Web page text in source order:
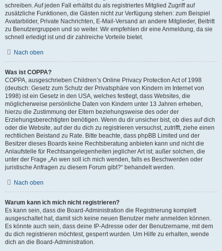
schreiben. Auf jeden Fall erhältst du als registriertes Mitglied Zugriff auf
zusätzliche Funktionen, die Gästen nicht zur Verfügung stehen: zum Beispiel
Avatarbilder, Private Nachrichten, E-Mail-Versand an andere Mitglieder, Beitritt
zu Benutzergruppen und so weiter. Wir empfehlen dir eine Anmeldung, da sie
schnell erledigt ist und dir zahlreiche Vorteile bietet.
Nach oben
Was ist COPPA?
COPPA, ausgeschrieben Children’s Online Privacy Protection Act of 1998
(deutsch: Gesetz zum Schutz der Privatsphäre von Kindern im Internet von
1998) ist ein Gesetz in den USA, welches festlegt, dass Websites, die
möglicherweise persönliche Daten von Kindern unter 13 Jahren erheben,
hierzu die Zustimmung der Eltern beziehungsweise des oder der
Erziehungsberechtigten benötigen. Wenn du dir unsicher bist, ob dies auf dich
oder die Website, auf der du dich zu registrieren versuchst, zutrifft, ziehe einen
rechtlichen Beistand zu Rate. Bitte beachte, dass phpBB Limited und der
Besitzer dieses Boards keine Rechtsberatung anbieten kann und nicht die
Anlaufstelle für Rechtsangelegenheiten jeglicher Art ist; außer solchen, die
unter der Frage „An wen soll ich mich wenden, falls es Beschwerden oder
juristische Anfragen zu diesem Forum gibt?“ behandelt werden.
Nach oben
Warum kann ich mich nicht registrieren?
Es kann sein, dass die Board-Administration die Registrierung komplett
ausgeschaltet hat, damit sich keine neuen Benutzer mehr anmelden können.
Es könnte auch sein, dass deine IP-Adresse oder der Benutzername, mit dem
du dich registrieren möchtest, gesperrt wurden. Um Hilfe zu erhalten, wende
dich an die Board-Administration.